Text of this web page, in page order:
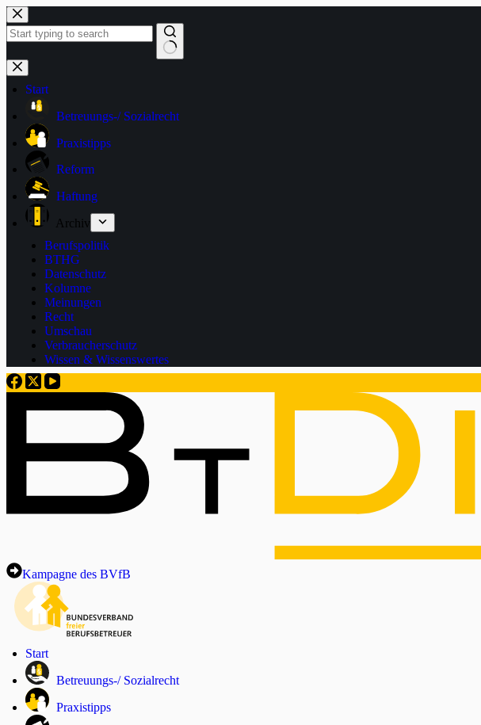
Zum
Inhalt
springen
Keine
Ergebnisse
Start
Betreuungs-/ Sozialrecht
Praxistipps
Reform
Haftung
Archiv
Berufspolitik
BTHG
Datenschutz
Kolumne
Meinungen
Recht
Umschau
Verbraucherschutz
Wissen & Wissenswertes
Kampagne des BVfB
Start
Betreuungs-/ Sozialrecht
Praxistipps